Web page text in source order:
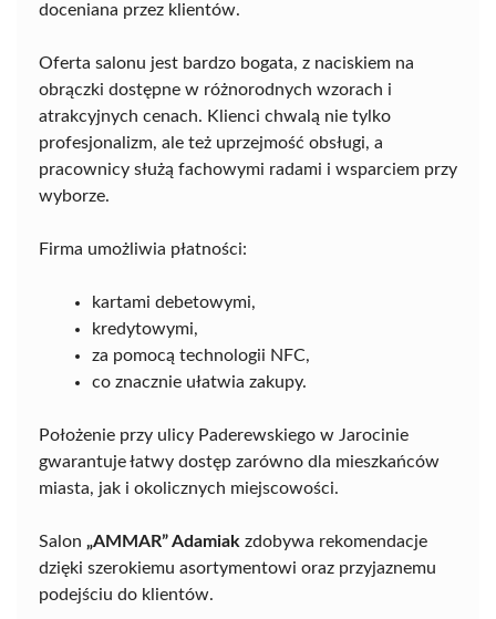
doceniana przez klientów.
Oferta salonu jest bardzo bogata, z naciskiem na
obrączki dostępne w różnorodnych wzorach i
atrakcyjnych cenach. Klienci chwalą nie tylko
profesjonalizm, ale też uprzejmość obsługi, a
pracownicy służą fachowymi radami i wsparciem przy
wyborze.
Firma umożliwia płatności:
kartami debetowymi,
kredytowymi,
za pomocą technologii NFC,
co znacznie ułatwia zakupy.
Położenie przy ulicy Paderewskiego w Jarocinie
gwarantuje łatwy dostęp zarówno dla mieszkańców
miasta, jak i okolicznych miejscowości.
Salon „AMMAR” Adamiak zdobywa rekomendacje
dzięki szerokiemu asortymentowi oraz przyjaznemu
podejściu do klientów.